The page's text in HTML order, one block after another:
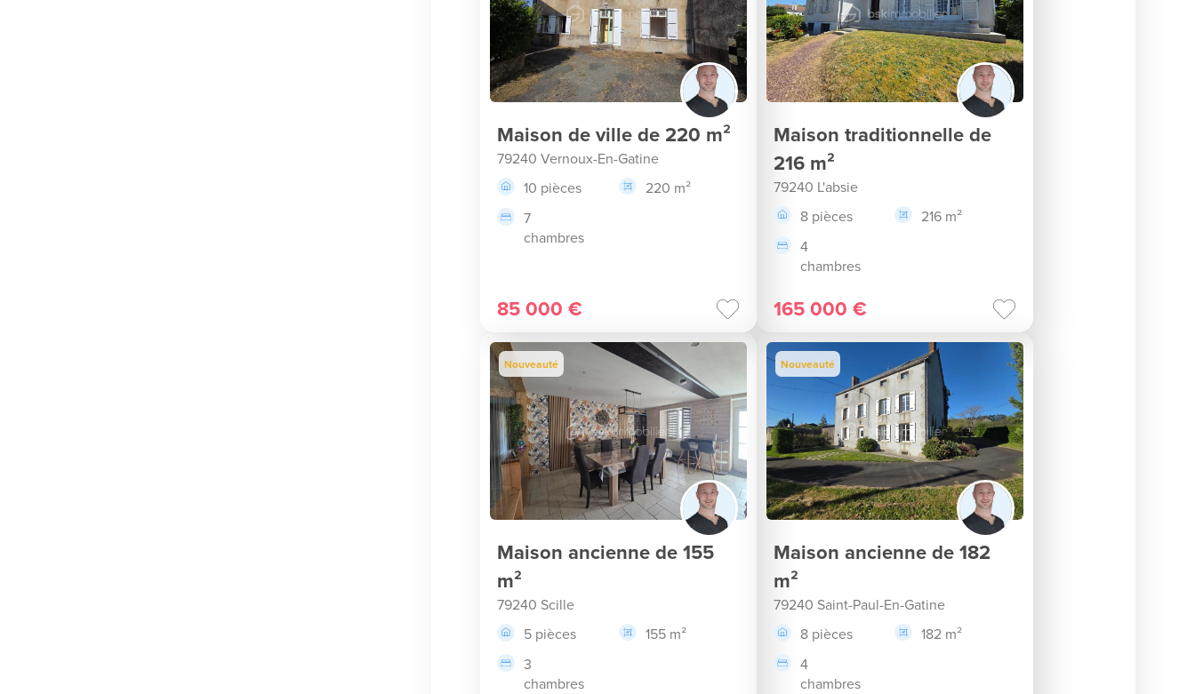
Maison de ville de 220 m²
79240 Vernoux-En-Gatine
10 pièces
220 m²
7
chambres
85 000 €
Maison traditionnelle de
216 m²
79240 L'absie
8 pièces
216 m²
4
chambres
165 000 €
Nouveauté
Maison ancienne de 155
m²
79240 Scille
5 pièces
155 m²
3
chambres
Nouveauté
Maison ancienne de 182
m²
79240 Saint-Paul-En-Gatine
8 pièces
182 m²
4
chambres